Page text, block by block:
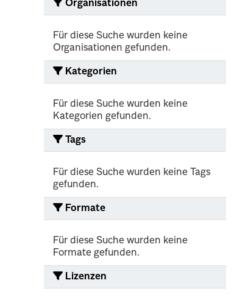
Organisationen
Für diese Suche wurden keine
Organisationen gefunden.
Kategorien
Für diese Suche wurden keine
Kategorien gefunden.
Tags
Für diese Suche wurden keine Tags
gefunden.
Formate
Für diese Suche wurden keine
Formate gefunden.
Lizenzen